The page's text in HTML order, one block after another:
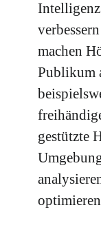
machen
Publikum
gestützte